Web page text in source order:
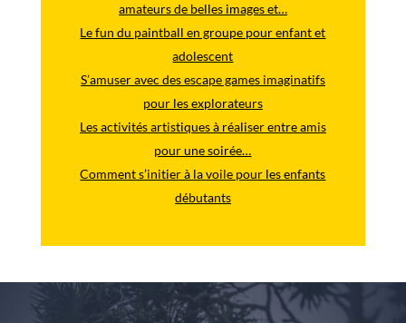
amateurs de belles images et…
Le fun du paintball en groupe pour enfant et
adolescent
S’amuser avec des escape games imaginatifs
pour les explorateurs
Les activités artistiques à réaliser entre amis
pour une soirée…
Comment s’initier à la voile pour les enfants
débutants